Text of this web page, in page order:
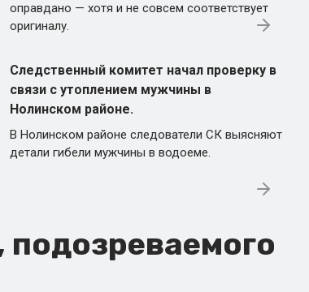
оправдано — хотя и не совсем соответствует
оригиналу.
Следственный комитет начал проверку в
связи с утоплением мужчины в
Нолинском районе.
В Нолинском районе следователи СК выясняют
детали гибели мужчины в водоеме.